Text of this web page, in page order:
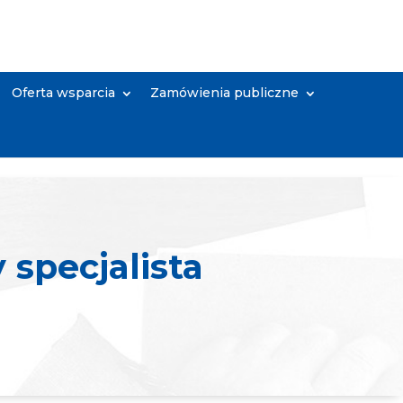
Oferta wsparcia Zamówienia publiczne
specjalista